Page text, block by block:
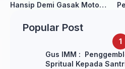
Hansip Demi Gasak Motor
Popular Post
Gus IMM :
Spritual Kepada